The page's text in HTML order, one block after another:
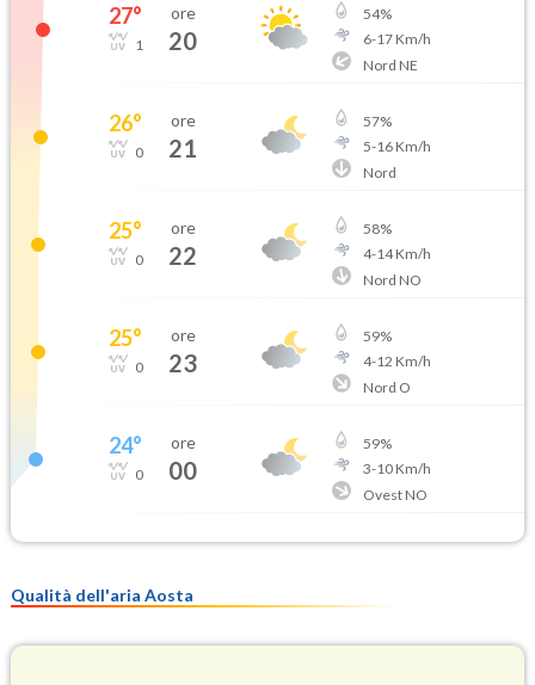
27°
1
ore
20
54%
6-17Km/h
Nord NE
26°
0
ore
21
57%
5-16Km/h
Nord
25°
0
ore
22
58%
4-14Km/h
Nord NO
25°
0
ore
23
59%
4-12 Km/h
Nord O
24°
0
ore
00
59%
3-10Km/h
Ovest NO
Qualità dell'aria Aosta